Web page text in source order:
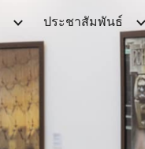
ประชาสัมพันธ์